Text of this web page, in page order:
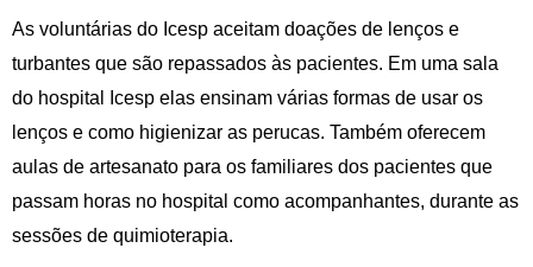
As voluntárias do Icesp aceitam doações de lenços e
turbantes que são repassados às pacientes. Em uma sala
do hospital Icesp elas ensinam várias formas de usar os
lenços e como higienizar as perucas. Também oferecem
aulas de artesanato para os familiares dos pacientes que
passam horas no hospital como acompanhantes, durante as
sessões de quimioterapia.